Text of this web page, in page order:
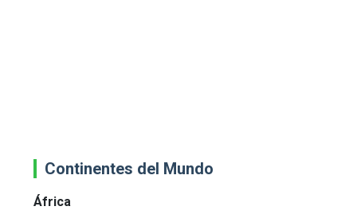
Continentes del Mundo
África